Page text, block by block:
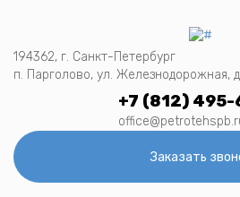
194362, г. Санкт-Петербург
п. Парголово, ул. Железнодорожная, д.
+7 (812) 495-
Заказать